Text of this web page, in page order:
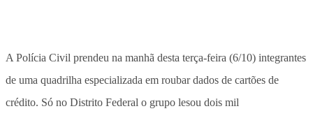
A Polícia Civil prendeu na manhã desta terça-feira (6/10) integrantes
de uma quadrilha especializada em roubar dados de cartões de
crédito. Só no Distrito Federal o grupo lesou dois mil